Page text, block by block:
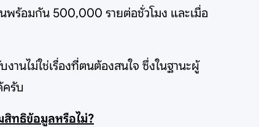
พร้อมกัน 500,000 รายต่อชั่วโมง และเมื่อ
านไม่ใช่เรื่องที่ตนต้องสนใจ ซึ่งในฐานะผู้
ครับ
สิทธิข้อมูลหรือไม่?